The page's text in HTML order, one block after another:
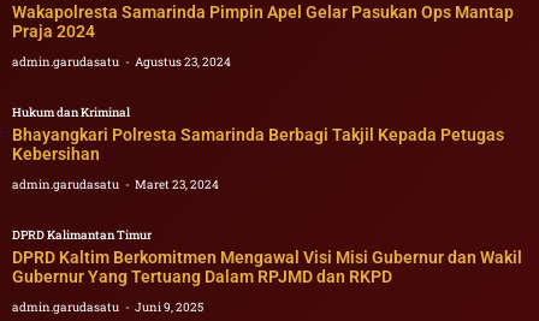
Wakapolresta Samarinda Pimpin Apel Gelar Pasukan Ops Mantap
Praja 2024
admin.garudasatu Agustus 23, 2024
Hukum dan Kriminal
Bhayangkari Polresta Samarinda Berbagi Takjil Kepada Petugas
Kebersihan
admin.garudasatu Maret 23, 2024
DPRD Kalimantan Timur
DPRD Kaltim Berkomitmen Mengawal Visi Misi Gubernur dan Wakil
Gubernur Yang Tertuang Dalam RPJMD dan RKPD
admin.garudasatu Juni 9, 2025